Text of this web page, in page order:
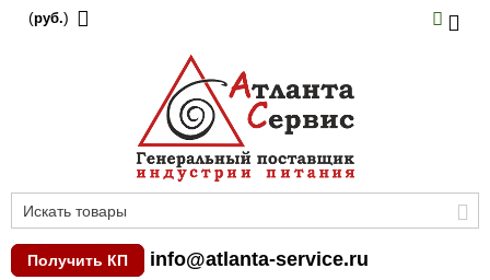
(руб.)
Получить КП info@atlanta-service.ru